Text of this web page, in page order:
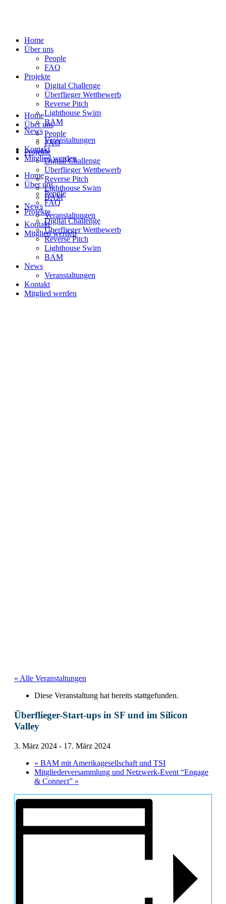
Home
Über uns
People
FAQ
Projekte
Digital Challenge
Überflieger Wettbewerb
Reverse Pitch
Lighthouse Swim
BAM
News
Veranstaltungen
Kontakt
Mitglied werden
Home
Über uns
People
FAQ
Projekte
Digital Challenge
Überflieger Wettbewerb
Reverse Pitch
Lighthouse Swim
BAM
News
Veranstaltungen
Kontakt
Mitglied werden
Home
Über uns
People
FAQ
Projekte
Digital Challenge
Überflieger Wettbewerb
Reverse Pitch
Lighthouse Swim
BAM
News
Veranstaltungen
Kontakt
Mitglied werden
« Alle Veranstaltungen
Diese Veranstaltung hat bereits stattgefunden.
Überflieger-Start-ups in SF und im Silicon
Valley
3. März 2024 - 17. März 2024
« BAM mit Amerikagesellschaft und TSI
Mitgliederversammlung und Netzwerk-Event “Engage
& Connect” »